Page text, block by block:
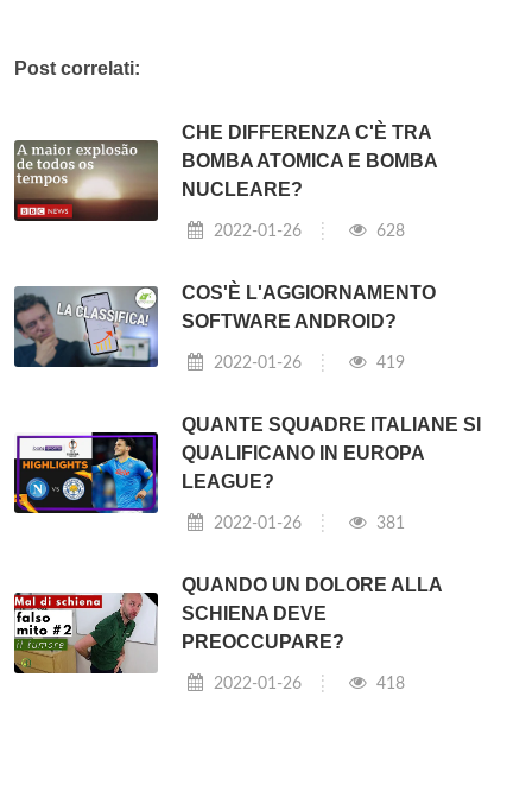
Post correlati:
CHE DIFFERENZA C'È TRA
BOMBA ATOMICA E BOMBA
NUCLEARE?
2022-01-26 628
COS'È L'AGGIORNAMENTO
SOFTWARE ANDROID?
2022-01-26 419
QUANTE SQUADRE ITALIANE SI
QUALIFICANO IN EUROPA
LEAGUE?
2022-01-26 381
QUANDO UN DOLORE ALLA
SCHIENA DEVE
PREOCCUPARE?
2022-01-26 418